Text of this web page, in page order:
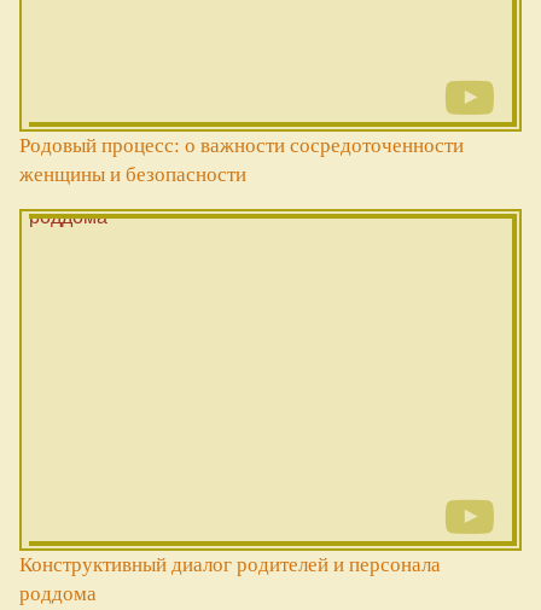
Родовый процесс: о важности сосредоточенности
женщины и безопасности
Конструктивный диалог родителей и персонала
роддома